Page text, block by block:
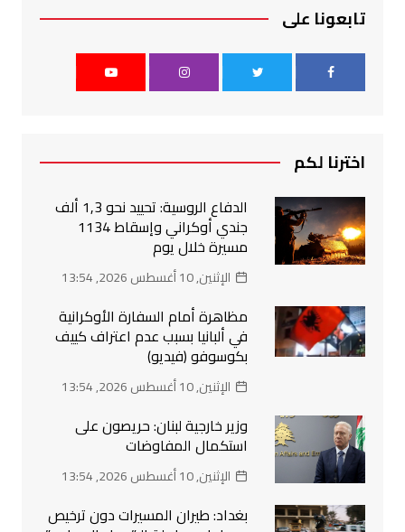
تابعونا على
اخترنا لكم
الدفاع الروسية: تحييد نحو 1,3 ألف
جندي أوكراني وإسقاط 1134
مسيرة خلال يوم
الإثنين, 10 أغسطس 2026, 13:54
مظاهرة أمام السفارة الأوكرانية
في ألبانيا بسبب عدم اعتراف كييف
بكوسوفو (فيديو)
الإثنين, 10 أغسطس 2026, 13:54
وزير خارجية لبنان: حريصون على
استكمال المفاوضات
الإثنين, 10 أغسطس 2026, 13:54
بغداد: طيران المسيرات دون ترخيص